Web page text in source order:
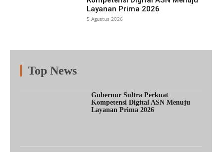
Layanan Prima 2026
5 Agustus 2026
Top News
Gubernur Sultra Perkuat
Kompetensi Digital ASN Menuju
Layanan Prima 2026